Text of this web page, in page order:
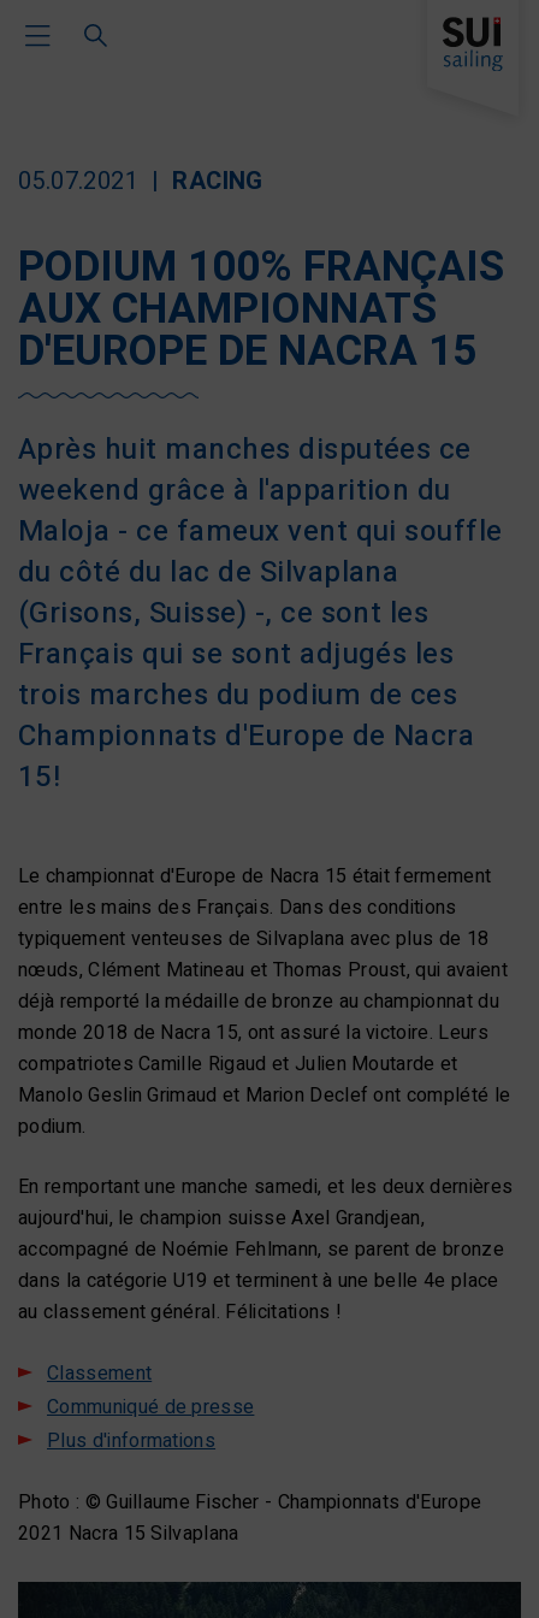
Toggle Main Navigation
05.07.2021 RACING
PODIUM 100% FRANÇAIS
AUX CHAMPIONNATS
D'EUROPE DE NACRA 15
Après huit manches disputées ce
weekend grâce à l'apparition du
Maloja - ce fameux vent qui souffle
du côté du lac de Silvaplana
(Grisons, Suisse) -, ce sont les
Français qui se sont adjugés les
trois marches du podium de ces
Championnats d'Europe de Nacra
15!
Le championnat d'Europe de Nacra 15 était fermement
entre les mains des Français. Dans des conditions
typiquement venteuses de Silvaplana avec plus de 18
nœuds, Clément Matineau et Thomas Proust, qui avaient
déjà remporté la médaille de bronze au championnat du
monde 2018 de Nacra 15, ont assuré la victoire. Leurs
compatriotes Camille Rigaud et Julien Moutarde et
Manolo Geslin Grimaud et Marion Declef ont complété le
podium.
En remportant une manche samedi, et les deux dernières
aujourd'hui, le champion suisse Axel Grandjean,
accompagné de Noémie Fehlmann, se parent de bronze
dans la catégorie U19 et terminent à une belle 4e place
au classement général. Félicitations !
Classement
Communiqué de presse
Plus d'informations
Photo : © Guillaume Fischer - Championnats d'Europe
2021 Nacra 15 Silvaplana